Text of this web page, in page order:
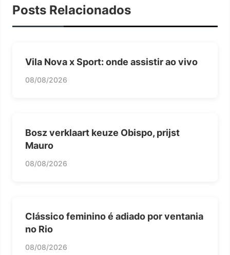
Posts Relacionados
Vila Nova x Sport: onde assistir ao vivo
08/08/2026
Bosz verklaart keuze Obispo, prijst
Mauro
08/08/2026
Clássico feminino é adiado por ventania
no Rio
08/08/2026